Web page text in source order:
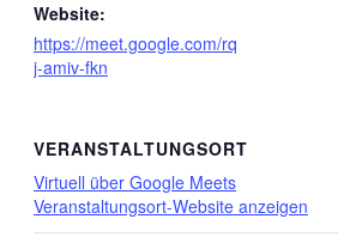
Website:
https://meet.google.com/rq
j-amiv-fkn
VERANSTALTUNGSORT
Virtuell über Google Meets
Veranstaltungsort-Website anzeigen